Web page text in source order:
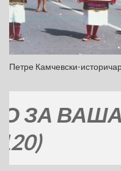
Петре Камчевски-
ВАШАТА